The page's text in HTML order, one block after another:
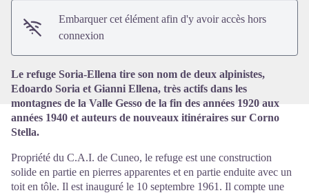
Embarquer cet élément afin d'y avoir accès hors
connexion
Le refuge Soria-Ellena tire son nom de deux alpinistes,
Edoardo Soria et Gianni Ellena, très actifs dans les
montagnes de la Valle Gesso de la fin des années 1920 aux
années 1940 et auteurs de nouveaux itinéraires sur Corno
Stella.
Propriété du C.A.I. de Cuneo, le refuge est une construction
solide en partie en pierres apparentes et en partie enduite avec un
toit en tôle. Il est inauguré le 10 septembre 1961. Il compte une